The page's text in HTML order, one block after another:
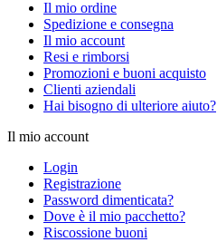
Il mio ordine
Spedizione e consegna
Il mio account
Resi e rimborsi
Promozioni e buoni acquisto
Clienti aziendali
Hai bisogno di ulteriore aiuto?
Il mio account
Login
Registrazione
Password dimenticata?
Dove è il mio pacchetto?
Riscossione buoni